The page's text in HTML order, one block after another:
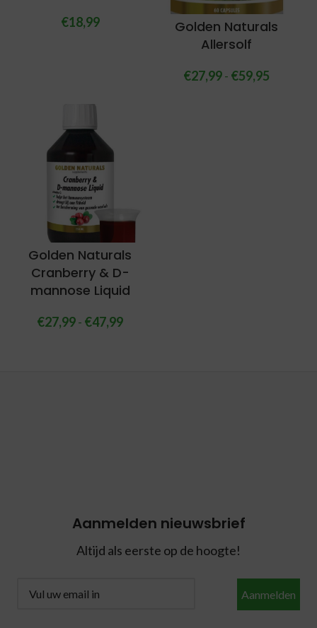
€18,99
Golden Naturals
Allersolf
€27,99- €59,95
Golden Naturals
Cranberry & D-
mannose Liquid
€27,99- €47,99
Aanmelden nieuwsbrief
Altijd als eerste op de hoogte!
Aanmelden